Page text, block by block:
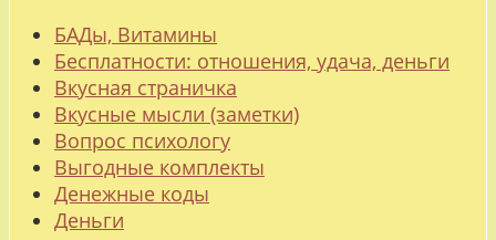
БАДы, Витамины
Бесплатности: отношения, удача, деньги
Вкусная страничка
Вкусные мысли (заметки)
Вопрос психологу
Выгодные комплекты
Денежные коды
Деньги